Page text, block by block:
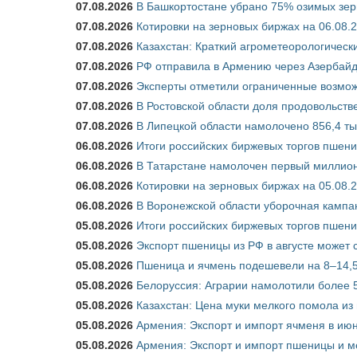
07.08.2026 В Башкортостане убрано 75% озимых
07.08.2026 Котировки на зерновых биржах на
07.08.2026 Казахстан: Краткий
07.08.2026 РФ отправила в Армению через
07.08.2026 Эксперты отметили ограниченные
07.08.2026 В Ростовской области доля
07.08.2026 В Липецкой области намолочено 856,4
06.08.2026 Итоги российских биржевых торгов
06.08.2026 В Татарстане намолочен первый
06.08.2026 Котировки на зерновых биржах на
06.08.2026 В Воронежской области уборочная
05.08.2026 Итоги российских биржевых торгов
05.08.2026 Экспорт пшеницы из РФ в августе может
05.08.2026 Пшеница и ячмень подешевели на
05.08.2026 Белоруссия: Аграрии намолотили более
05.08.2026 Казахстан: Цена муки мелкого помола
05.08.2026 Армения: Экспорт и импорт ячменя в
05.08.2026 Армения: Экспорт и импорт пшеницы и